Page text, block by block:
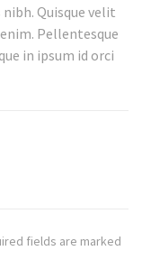
Quisque velit
Pellentesque
in ipsum id orci
fields are marked